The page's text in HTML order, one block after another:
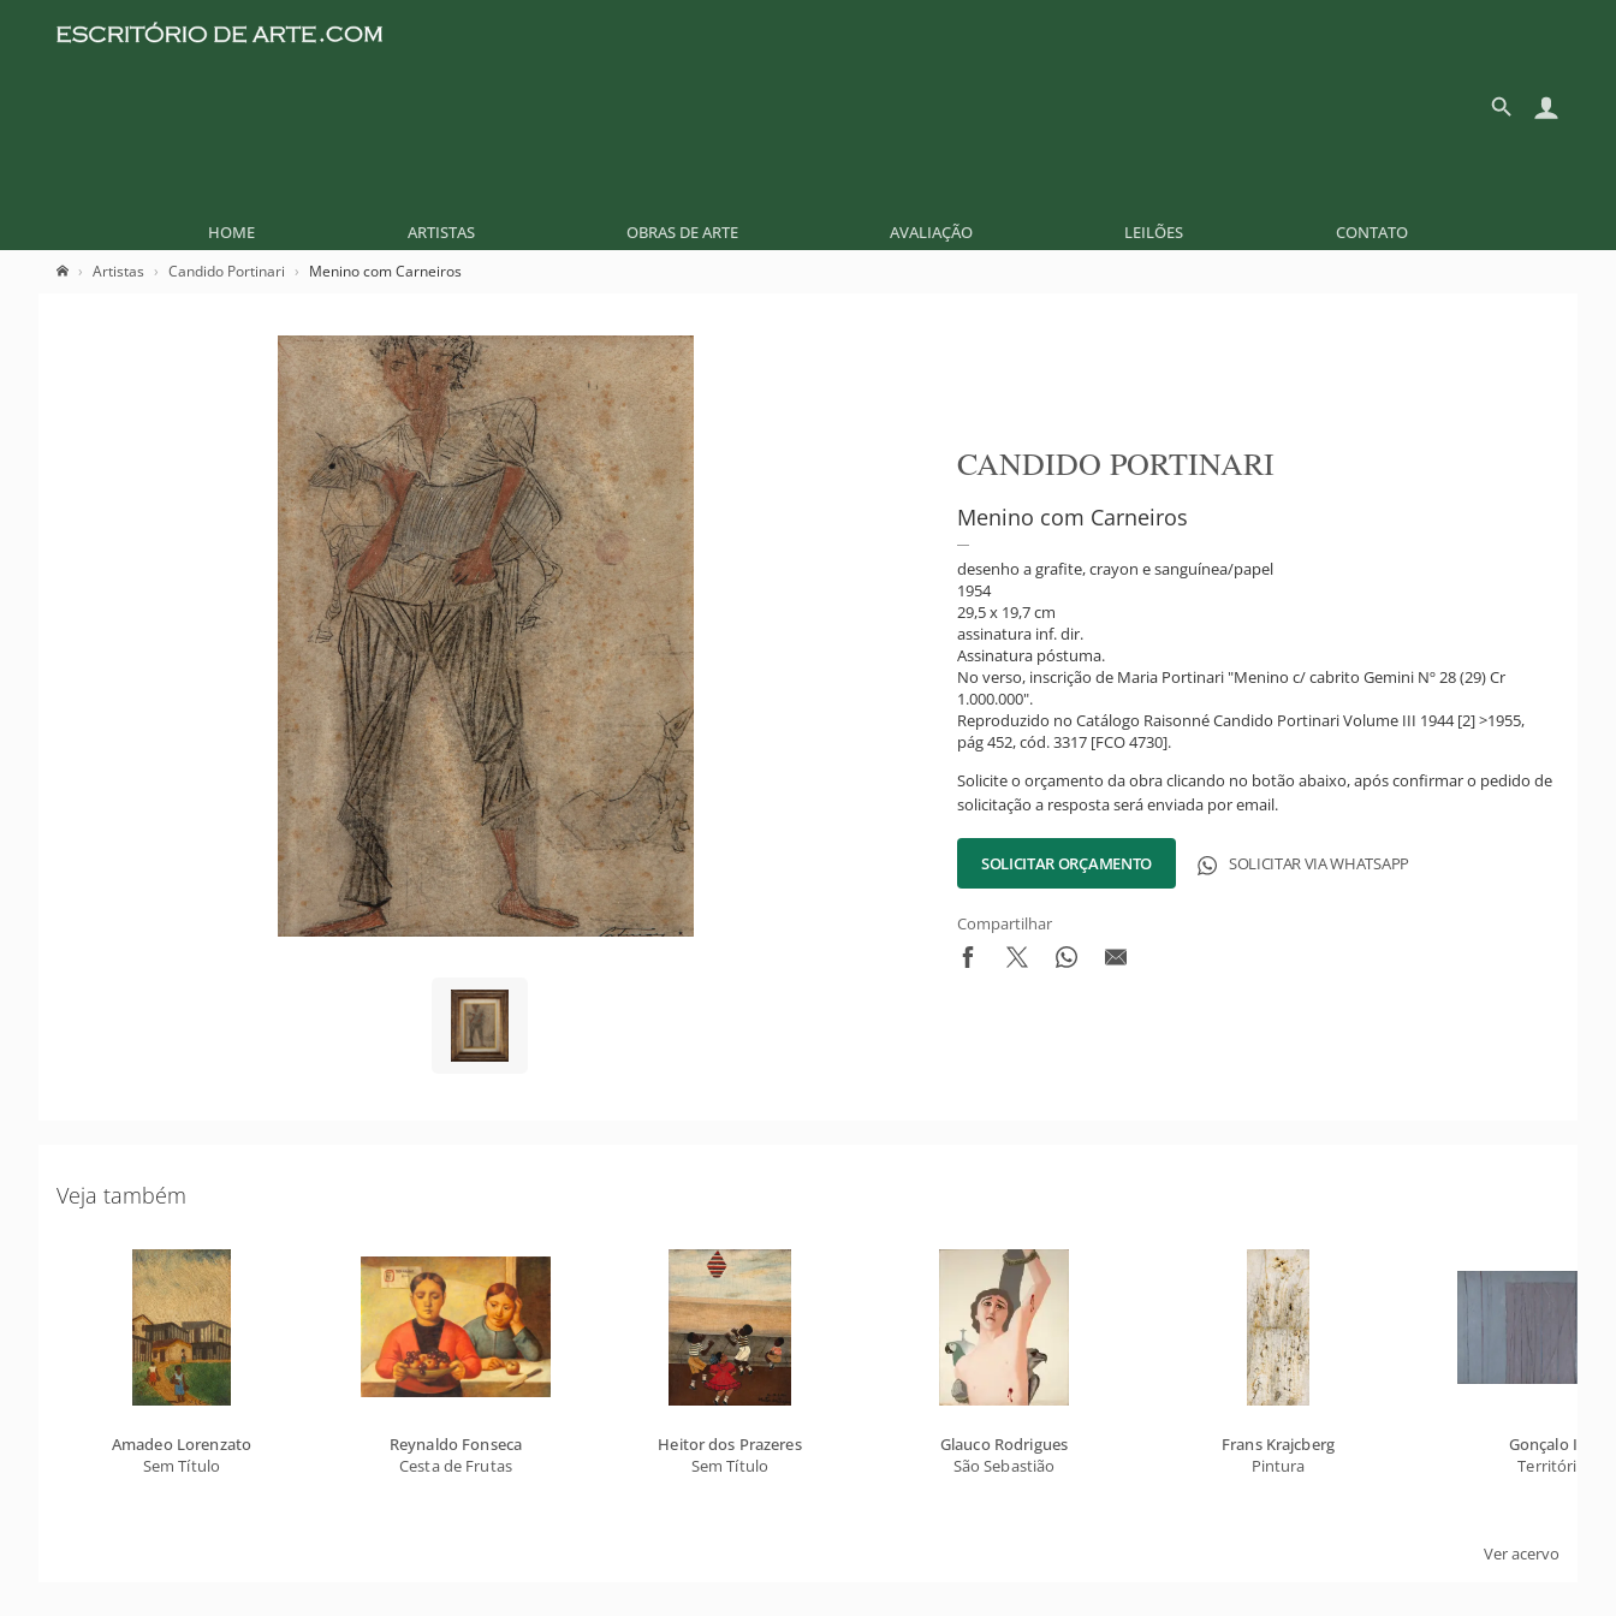
HOME ARTISTAS OBRAS DE ARTE AVALIAÇÃO LEILÕES CONTATO
Artistas Candido Portinari Menino com Carneiros
CANDIDO PORTINARI
Menino com Carneiros
desenho a grafite, crayon e sanguínea/papel
1954
29,5 x 19,7 cm
assinatura inf. dir.
Assinatura póstuma.
No verso, inscrição de Maria Portinari "Menino c/ cabrito Gemini Nº 28 (29) Cr
1.000.000".
Reproduzido no Catálogo Raisonné Candido Portinari Volume III 1944 [2] >1955,
pág 452, cód. 3317 [FCO 4730].
Solicite o orçamento da obra clicando no botão abaixo, após confirmar o pedido de
solicitação a resposta será enviada por email.
SOLICITAR ORÇAMENTO SOLICITAR VIA WHATSAPP
Compartilhar
Veja também
Amadeo Lorenzato
Sem Título
Reynaldo Fonseca
Cesta de Frutas
Heitor dos Prazeres
Sem Título
Glauco Rodrigues
São Sebastião
Frans Krajcberg
Pintura
Gonçalo Ivo
Território
Ver acervo